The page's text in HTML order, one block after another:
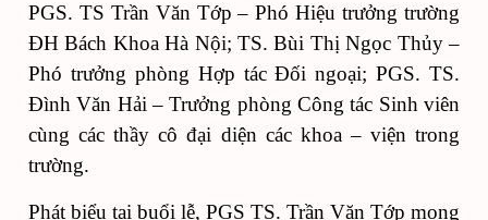
PGS. TS Trần Văn Tớp – Phó Hiệu trưởng trường
ĐH Bách Khoa Hà Nội; TS. Bùi Thị Ngọc Thủy –
Phó trưởng phòng Hợp tác Đối ngoại; PGS. TS.
Đình Văn Hải – Trưởng phòng Công tác Sinh viên
cùng các thầy cô đại diện các khoa – viện trong
trường.
Phát biểu tại buổi lễ, PGS TS. Trần Văn Tớp mong